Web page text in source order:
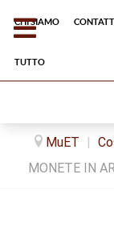
Chi siamo
tutto
MuET |
MONETE IN